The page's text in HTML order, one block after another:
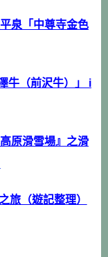
泉「中尊寺金色
牛（前沢牛）」 i
原滑雪場』之滑
旅（遊記整理）